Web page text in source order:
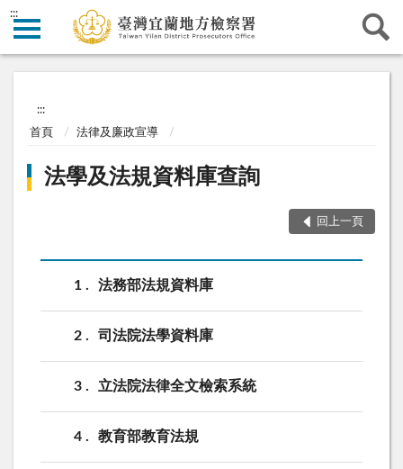
:::
:::
首頁 法律及廉政宣導
法學及法規資料庫查詢
回上一頁
1 法務部法規資料庫
2 司法院法學資料庫
3 立法院法律全文檢索系統
4 教育部教育法規